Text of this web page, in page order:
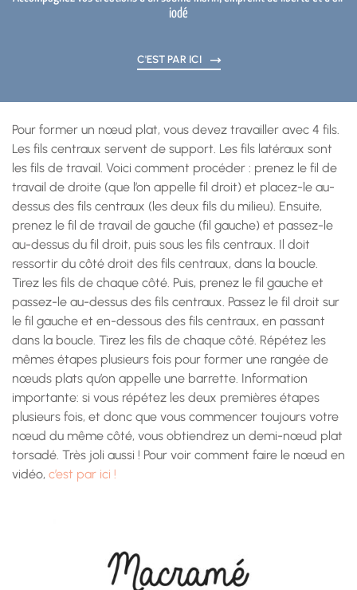
iodé
C'EST PAR ICI
Pour former un nœud plat, vous devez travailler avec 4 fils.
Les fils centraux servent de support. Les fils latéraux sont
les fils de travail. Voici comment procéder : prenez le fil de
travail de droite (que l’on appelle fil droit) et placez-le au-
dessus des fils centraux (les deux fils du milieu). Ensuite,
prenez le fil de travail de gauche (fil gauche) et passez-le
au-dessus du fil droit, puis sous les fils centraux. Il doit
ressortir du côté droit des fils centraux, dans la boucle.
Tirez les fils de chaque côté. Puis, prenez le fil gauche et
passez-le au-dessus des fils centraux. Passez le fil droit sur
le fil gauche et en-dessous des fils centraux, en passant
dans la boucle. Tirez les fils de chaque côté. Répétez les
mêmes étapes plusieurs fois pour former une rangée de
nœuds plats qu’on appelle une barrette. Information
importante: si vous répétez les deux premières étapes
plusieurs fois, et donc que vous commencer toujours votre
nœud du même côté, vous obtiendrez un demi-nœud plat
torsadé. Très joli aussi ! Pour voir comment faire le nœud en
vidéo, c’est par ici !